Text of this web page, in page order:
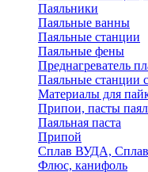
Паяльники
Паяльные ванны
Паяльные станции
Паяльные фены
Преднагреватель
Паяльные станции
Материалы для
Припои, пасты
Паяльная паста
Припой
Сплав ВУДА,
Флюс, канифоль